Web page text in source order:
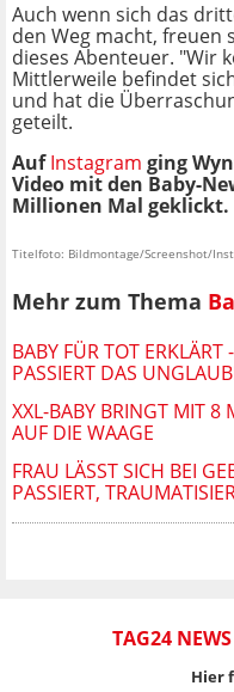
Auch wenn sich das
den Weg macht, freuen
dieses Abenteuer. "Wir
Mittlerweile befindet
und hat die
geteilt.
AufInstagram ging
Video mit den Baby-
Millionen Mal geklickt.
Titelfoto: Bildmontage/Screenshot/
Mehr zum Thema
BABY FÜR TOT ERKLÄRT
PASSIERT DAS
XXL-BABY BRINGT MIT 8
AUF DIE WAAGE
FRAU LÄSST SICH BEI
PASSIERT,
TAG24
Hier